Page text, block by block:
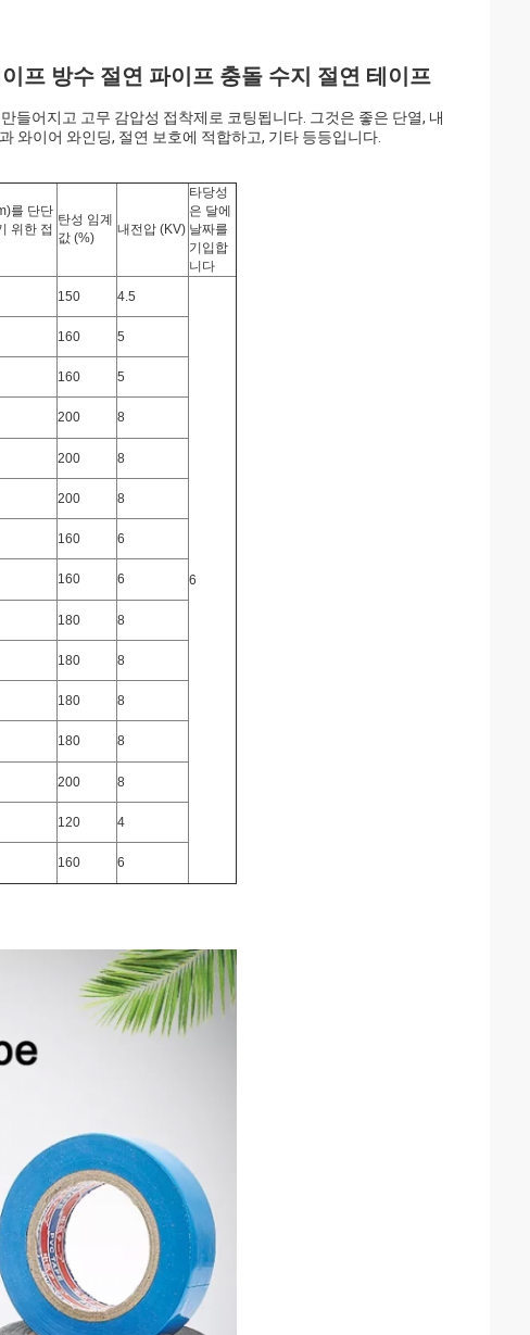
프 방수 절연 파이프 충돌 수지 절연 테이프
들어지고 고무 감압성 접착제로 코팅됩니다. 그것은 좋은 단열, 내
와이어 와인딩, 절연 보호에 적합하고, 기타 등등입니다.
를 단단
위한 접
탄성 임계
값 (%)
내전압 (KV)
타당성
은 달에
날짜를
기입합
니다
150 4.5
6
160 5
160 5
200 8
200 8
200 8
160 6
160 6
180 8
180 8
180 8
180 8
200 8
120 4
160 6